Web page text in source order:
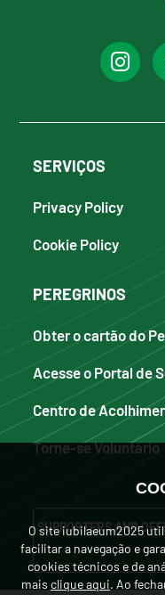
SERVIÇOS
Privacy Policy
Cookie Policy
PEREGRINOS
Obter o cartão do
Acesse o Portal de
Centro de
Torne-se Voluntário
SUPPORTERS AND
O site iubilaeum2025
facilitar a navegação e
cookies técnicos e de
mais clique aqui. Ao